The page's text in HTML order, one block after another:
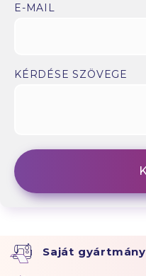
E-MAIL
KÉRDÉSE SZÖVEGE
Saját gyártmány